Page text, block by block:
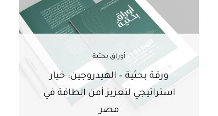
أوراق بحثية
ورقة بحثية – الهيدروجين: خيار
استراتيجي لتعزيز أمن الطاقة في
مصر